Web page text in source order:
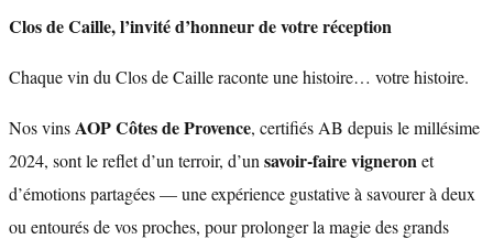
Clos de Caille, l’invité d’honneur de votre réception
Chaque vin du Clos de Caille raconte une histoire… votre histoire.
Nos vinsAOP Côtes de Provence, certifiés AB depuis le millésime
2024, sont le reflet d’un terroir, d’un savoir-faire vigneronet
d’émotions partagées — une expérience gustative à savourer à deux
ou entourés de vos proches, pour prolonger la magie des grands